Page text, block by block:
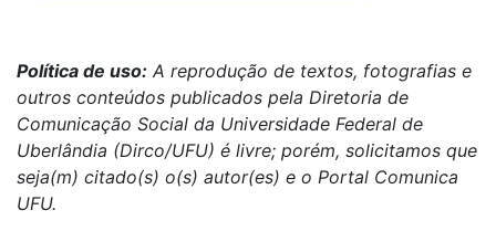
Política de uso: A reprodução de textos, fotografias e
outros conteúdos publicados pela Diretoria de
Comunicação Social da Universidade Federal de
Uberlândia (Dirco/UFU) é livre; porém, solicitamos que
seja(m) citado(s) o(s) autor(es) e o Portal Comunica
UFU.